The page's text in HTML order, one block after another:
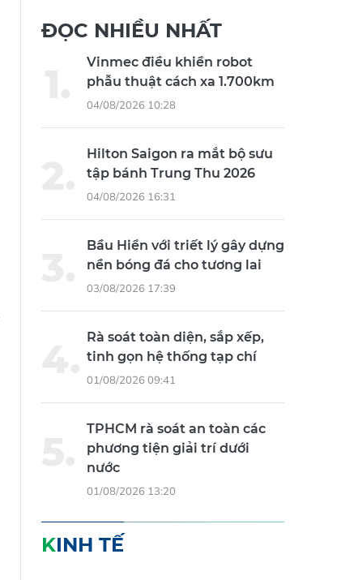
ĐỌC NHIỀU NHẤT
Vinmec điều khiển robot
phẫu thuật cách xa 1.700km
04/08/2026 10:28
Hilton Saigon ra mắt bộ sưu
tập bánh Trung Thu 2026
04/08/2026 16:31
Bầu Hiển với triết lý gây dựng
nền bóng đá cho tương lai
03/08/2026 17:39
Rà soát toàn diện, sắp xếp,
tinh gọn hệ thống tạp chí
01/08/2026 09:41
TPHCM rà soát an toàn các
phương tiện giải trí dưới
nước
01/08/2026 13:20
KINH TẾ